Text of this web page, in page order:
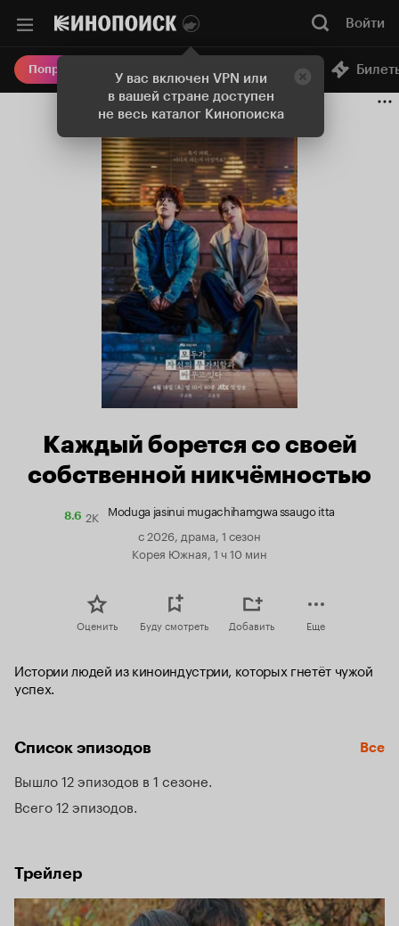
У вас включен VPN или
в вашей стране доступен
не весь каталог Кинопоиска
Войти
Попробовать Плюс Онлайн-кинотеатр
Каждый борется со своей
собственной никчёмностью
8.6Рейтинг
2K Moduga jasinui mugachihamgwa ssaugo itta
с 2026, драма, 1 сезон
Корея Южная, 1 ч 10 мин
Оценить Буду смотреть Добавить Еще
Истории людей из киноиндустрии, которых гнетёт чужой
успех.
Список эпизодов Все
Вышло 12 эпизодов в 1 сезоне
Всего 12 эпизодов
Трейлер